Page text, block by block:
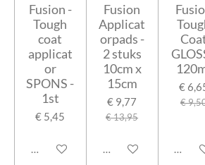
Fusion -
Tough
coat
applicat
or
SPONS -
1st
€ 5,45
Houd mij op de hoogte
Fusion
Applicat
orpads -
2 stuks
10cm x
15cm
€ 9,77
€ 13,95
Houd mij op de hoogte
€
€
In